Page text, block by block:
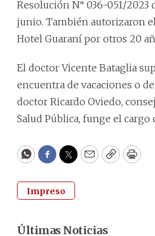
Resolución N° 036-051/2023
junio. También autorizaron
Hotel Guaraní por otros 20
El doctor Vicente Bataglia
encuentra de vacaciones o
doctor Ricardo Oviedo,
Salud Pública, funge el cargo
WhatsApp
Facebook
Twitter
EmailCopyPrint
Impreso
Últimas Noticias